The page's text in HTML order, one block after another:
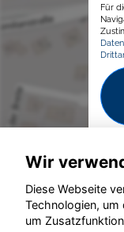
Für
©
Wir
Diese Webseite
Technologien, um
um